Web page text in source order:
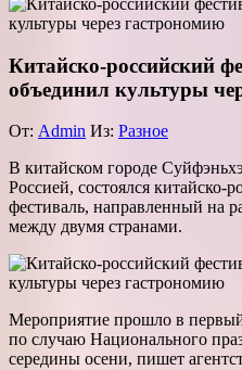
Китайско-российский
объединил культуры
От: Admin Из: Разное
В китайском городе
Россией, состоялся китайско-
фестиваль, направленный на
между двумя странами.
Мероприятие прошло в
по случаю Национального
середины осени, пишет